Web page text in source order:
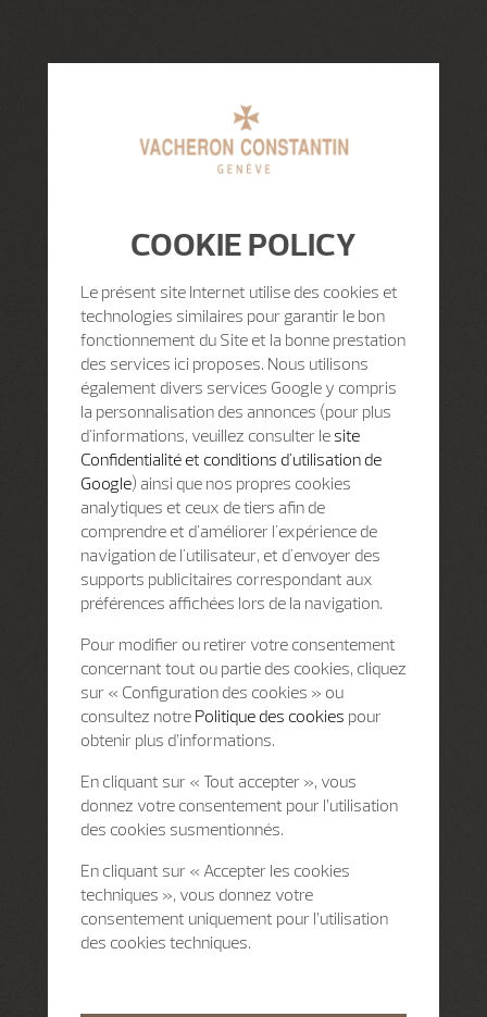
COOKIE POLICY
Le présent site Internet utilise des cookies et
technologies similaires pour garantir le bon
fonctionnement du Site et la bonne prestation
des services ici proposes. Nous utilisons
également divers services Google y compris
la personnalisation des annonces (pour plus
d'informations, veuillez consulter le site
Confidentialité et conditions d'utilisation de
Google) ainsi que nos propres cookies
analytiques et ceux de tiers afin de
comprendre et d'améliorer l'expérience de
navigation de l'utilisateur, et d'envoyer des
supports publicitaires correspondant aux
préférences affichées lors de la navigation.
Pour modifier ou retirer votre consentement
concernant tout ou partie des cookies, cliquez
sur « Configuration des cookies » ou
consultez notre Politique des cookies pour
obtenir plus d’informations.
En cliquant sur « Tout accepter », vous
donnez votre consentement pour l’utilisation
des cookies susmentionnés.
En cliquant sur « Accepter les cookies
techniques », vous donnez votre
consentement uniquement pour l’utilisation
des cookies techniques.